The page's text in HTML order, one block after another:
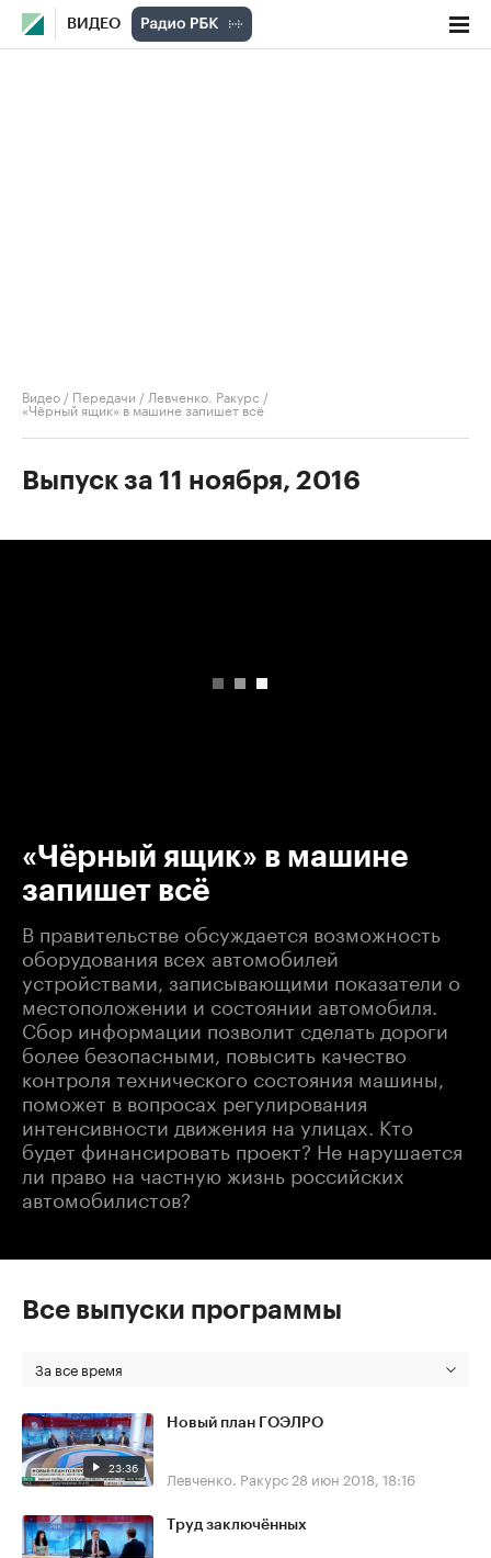
ВИДЕО
Видео / Передачи / Левченко. Ракурс /
«Чёрный ящик» в машине запишет всё
Выпуск за 11 ноября, 2016
«Чёрный ящик» в машине
запишет всё
В правительстве обсуждается возможность
оборудования всех автомобилей
устройствами, записывающими показатели о
местоположении и состоянии автомобиля.
Сбор информации позволит сделать дороги
более безопасными, повысить качество
контроля технического состояния машины,
поможет в вопросах регулирования
интенсивности движения на улицах. Кто
будет финансировать проект? Не нарушается
ли право на частную жизнь российских
автомобилистов?
Все выпуски программы
За все время
23:36
Новый план ГОЭЛРО
Левченко. Ракурс 28 июн 2018, 18:16
Труд заключённых